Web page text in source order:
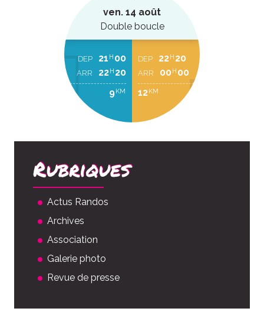
ven. 14 août
Double boucle
DEP 21 H 00
ARR 22H 20
9KM
DEP 22H 20
ARR 00H 00
12KM
Rubriques
Actus Randos
Archives
Association
Galerie photo
Revue de presse